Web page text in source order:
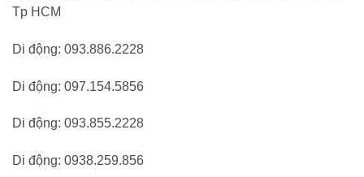
Tp HCM
Di động: 093.886.2228
Di động: 097.154.5856
Di động: 093.855.2228
Di động: 0938.259.856